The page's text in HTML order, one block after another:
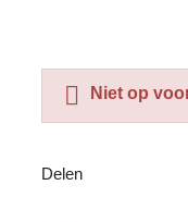
 Niet op
Delen